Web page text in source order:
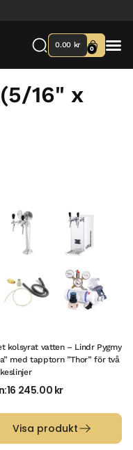
0.00 kr 0
16" x
kolsyrat vatten – Lindr Pygmy
med tapptorn ”Thor” för två
16 245.00 kr
Visa produkt